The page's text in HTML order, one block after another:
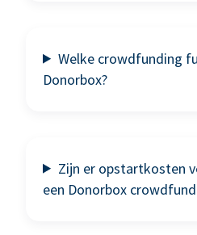
Welke crowdfunding
Donorbox?
Zijn er opstartkosten
een Donorbox